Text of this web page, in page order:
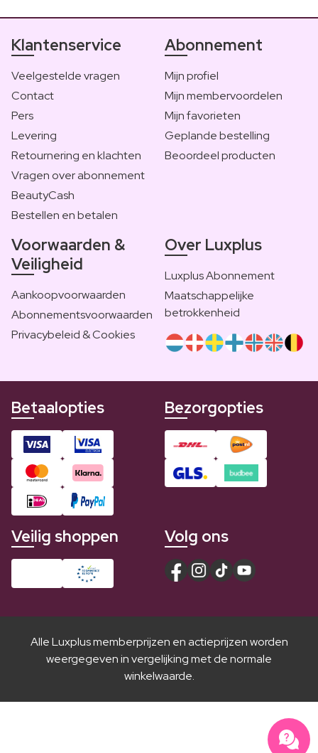
Klantenservice
Veelgestelde vragen
Contact
Pers
Levering
Retournering en klachten
Vragen over abonnement
BeautyCash
Bestellen en betalen
Abonnement
Mijn profiel
Mijn membervoordelen
Mijn favorieten
Geplande bestelling
Beoordeel producten
Voorwaarden &
Veiligheid
Aankoopvoorwaarden
Abonnementsvoorwaarden
Privacybeleid & Cookies
Over Luxplus
Luxplus Abonnement
Maatschappelijke
betrokkenheid
Betaalopties Bezorgopties
Veilig shoppen Volg ons
Alle Luxplus memberprijzen en actieprijzen worden
weergegeven in vergelijking met de normale
winkelwaarde.